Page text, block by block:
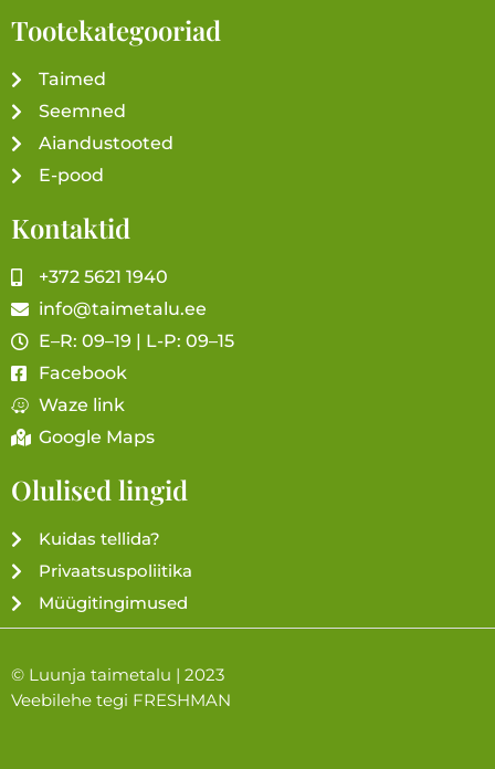
Tootekategooriad
Taimed
Seemned
Aiandustooted
E-pood
Kontaktid
+372 5621 1940
info@taimetalu.ee
E–R: 09–19 | L-P: 09–15
Facebook
Waze link
Google Maps
Olulised lingid
Kuidas tellida?
Privaatsuspoliitika
Müügitingimused
© Luunja taimetalu | 2023
Veebilehe tegi FRESHMAN